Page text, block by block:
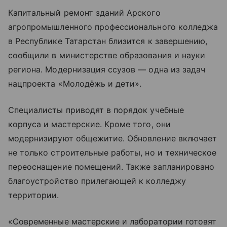
Капитальный ремонт зданий Арского
агропромышленного профессионального колледжа
в Республике Татарстан близится к завершению,
сообщили в министерстве образования и науки
региона. Модернизация ссузов — одна из задач
нацпроекта «Молодёжь и дети».
Специалисты приводят в порядок учебные
корпуса и мастерские. Кроме того, они
модернизируют общежитие. Обновление включает
не только строительные работы, но и техническое
переоснащение помещений. Также запланировано
благоустройство прилегающей к колледжу
территории.
«Современные мастерские и лаборатории готовят